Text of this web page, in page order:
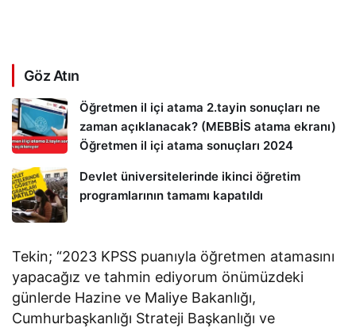
Göz Atın
Öğretmen il içi atama 2.tayin sonuçları ne
zaman açıklanacak? (MEBBİS atama ekranı)
Öğretmen il içi atama sonuçları 2024
Devlet üniversitelerinde ikinci öğretim
programlarının tamamı kapatıldı
Tekin; “2023 KPSS puanıyla öğretmen atamasını
yapacağız ve tahmin ediyorum önümüzdeki
günlerde Hazine ve Maliye Bakanlığı,
Cumhurbaşkanlığı Strateji Başkanlığı ve